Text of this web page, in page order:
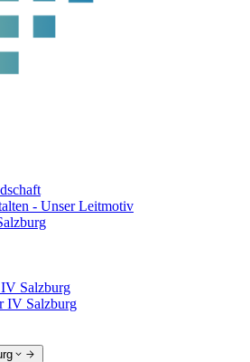
- Unser Leitmotiv
Salzburg
IV Salzburg